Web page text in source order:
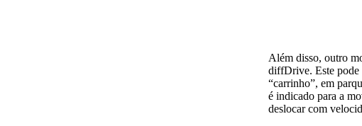
Além disso, outro
diffDrive. Este pode
“carrinho”, em
é indicado para a
deslocar com